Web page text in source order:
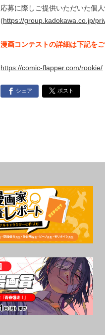
応募に際しご提供いただいた個
(https://group.kadokawa.co.jp/
漫画コンテストの詳細は下記を
https://comic-flapper.com/rookie/
シェア ポスト